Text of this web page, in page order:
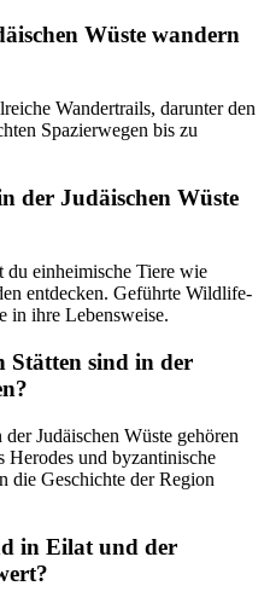
Wüste wandern
Wandertrails, darunter den
Spazierwegen bis zu
der Judäischen Wüste
du einheimische Tiere wie
entdecken. Geführte Wildlife-
in ihre Lebensweise.
Stätten sind in der
Judäischen Wüste gehören
Herodes und byzantinische
die Geschichte der Region
in Eilat und der